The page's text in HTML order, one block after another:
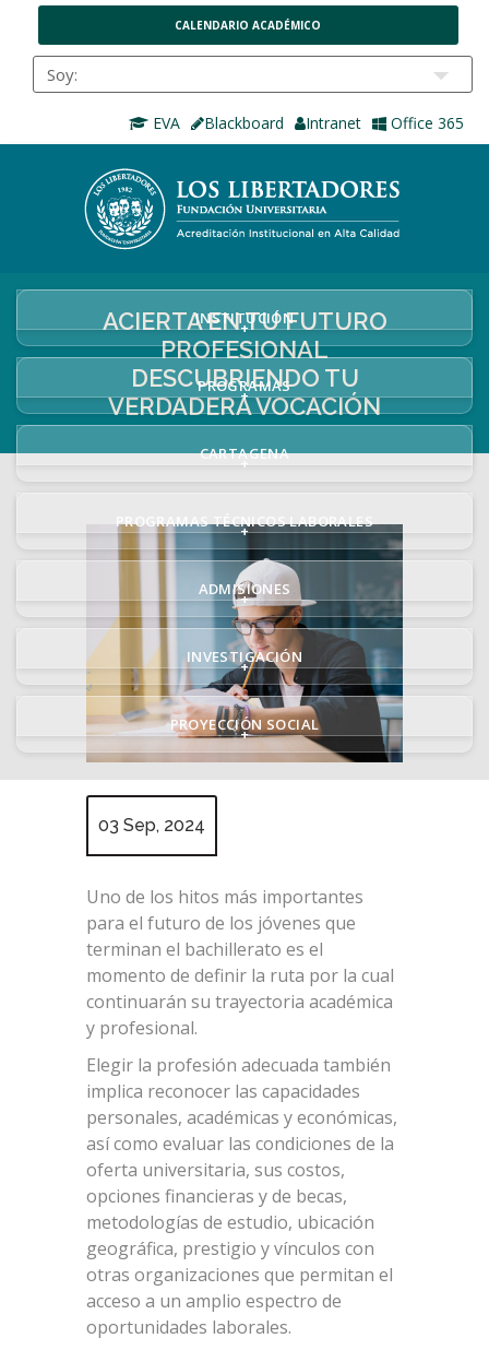
CALENDARIO ACADÉMICO
EVA Blackboard Intranet Office 365
INSTITUCIÓN
+
PROGRAMAS
+
CARTAGENA
+
PROGRAMAS TÉCNICOS LABORALES
+
ADMISIONES
+
INVESTIGACIÓN
+
PROYECCIÓN SOCIAL
+
ACIERTA EN TU FUTURO
PROFESIONAL
DESCUBRIENDO TU
VERDADERA VOCACIÓN
03 Sep, 2024
Uno de los hitos más importantes
para el futuro de los jóvenes que
terminan el bachillerato es el
momento de definir la ruta por la cual
continuarán su trayectoria académica
y profesional.
Elegir la profesión adecuada también
implica reconocer las capacidades
personales, académicas y económicas,
así como evaluar las condiciones de la
oferta universitaria, sus costos,
opciones financieras y de becas,
metodologías de estudio, ubicación
geográfica, prestigio y vínculos con
otras organizaciones que permitan el
acceso a un amplio espectro de
oportunidades laborales.